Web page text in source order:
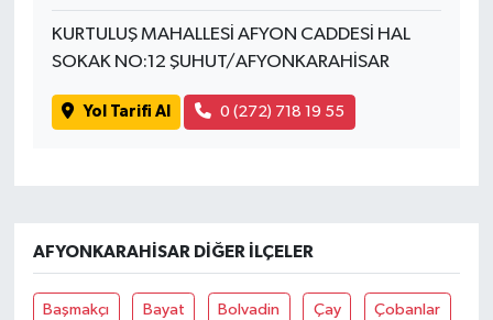
KURTULUŞ MAHALLESİ AFYON CADDESİ HAL
SOKAK NO:12 ŞUHUT/AFYONKARAHİSAR
Yol Tarifi Al 0 (272) 718 19 55
AFYONKARAHISAR DIĞER İLÇELER
Başmakçı Bayat Bolvadin Çay Çobanlar